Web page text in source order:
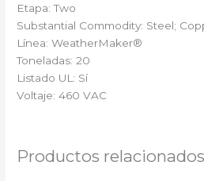
Etapa: Two
Substantial Commodity: Steel;
Línea: WeatherMaker®
Toneladas: 20
Listado UL: Sí
Voltaje: 460 VAC
Productos relacionados